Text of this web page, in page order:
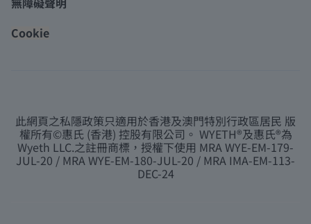
Cookie
此網頁之私隱政策只適用於香港及澳門特別行政區居民 版
權所有©惠氏 (香港) 控股有限公司。 WYETH®及惠氏®為
Wyeth LLC.之註冊商標，授權下使用 MRA WYE-EM-179-
JUL-20 / MRA WYE-EM-180-JUL-20 / MRA IMA-EM-113-
DEC-24